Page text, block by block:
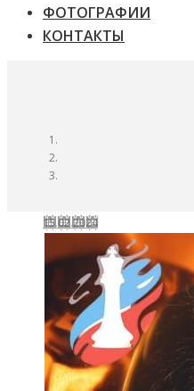
ФОТОГРАФИИ
КОНТАКТЫ
15.02.2024